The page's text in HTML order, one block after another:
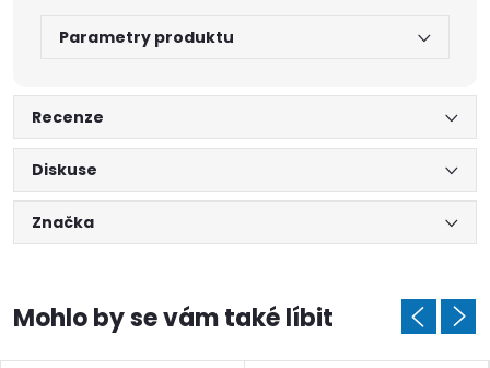
Parametry produktu
Recenze
Diskuse
Značka